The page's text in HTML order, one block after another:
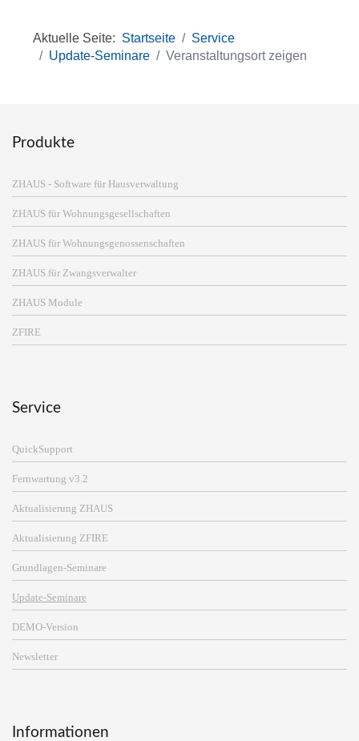
Aktuelle Seite: Startseite
Service
Update-Seminare
Veranstaltungsort zeigen
Produkte
ZHAUS - Software für Hausverwaltung
ZHAUS für Wohnungsgesellschaften
ZHAUS für Wohnungsgenossenschaften
ZHAUS für Zwangsverwalter
ZHAUS Module
ZFIRE
Service
QuickSupport
Fernwartung v3.2
Aktualisierung ZHAUS
Aktualisierung ZFIRE
Grundlagen-Seminare
Update-Seminare
DEMO-Version
Newsletter
Informationen